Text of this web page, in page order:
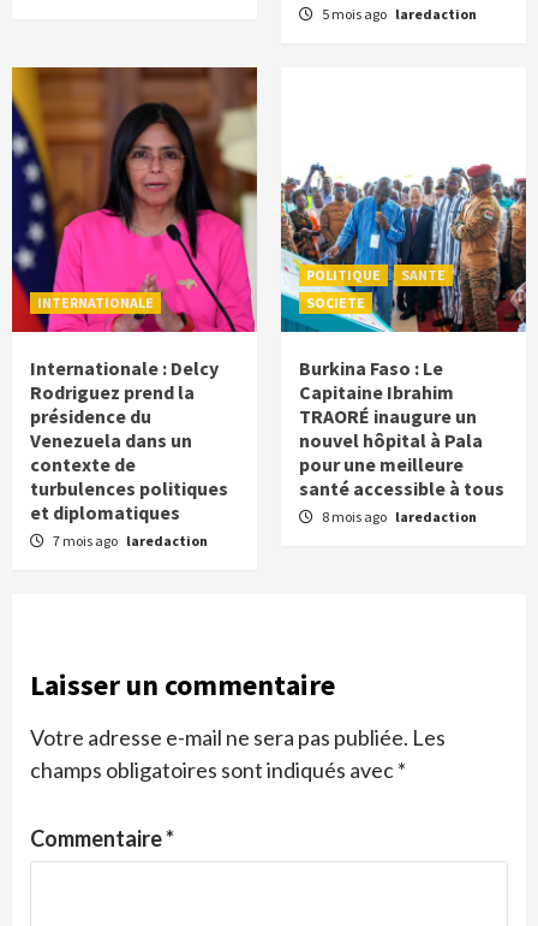
5 mois ago laredaction
INTERNATIONALE
Internationale : Delcy
Rodriguez prend la
présidence du
Venezuela dans un
contexte de
turbulences politiques
et diplomatiques
7 mois ago laredaction
POLITIQUE
SANTE
SOCIETE
Burkina Faso : Le
Capitaine Ibrahim
TRAORÉ inaugure un
nouvel hôpital à Pala
pour une meilleure
santé accessible à tous
8 mois ago laredaction
Laisser un commentaire
Votre adresse e-mail ne sera pas publiée. Les
champs obligatoires sont indiqués avec*
Commentaire*